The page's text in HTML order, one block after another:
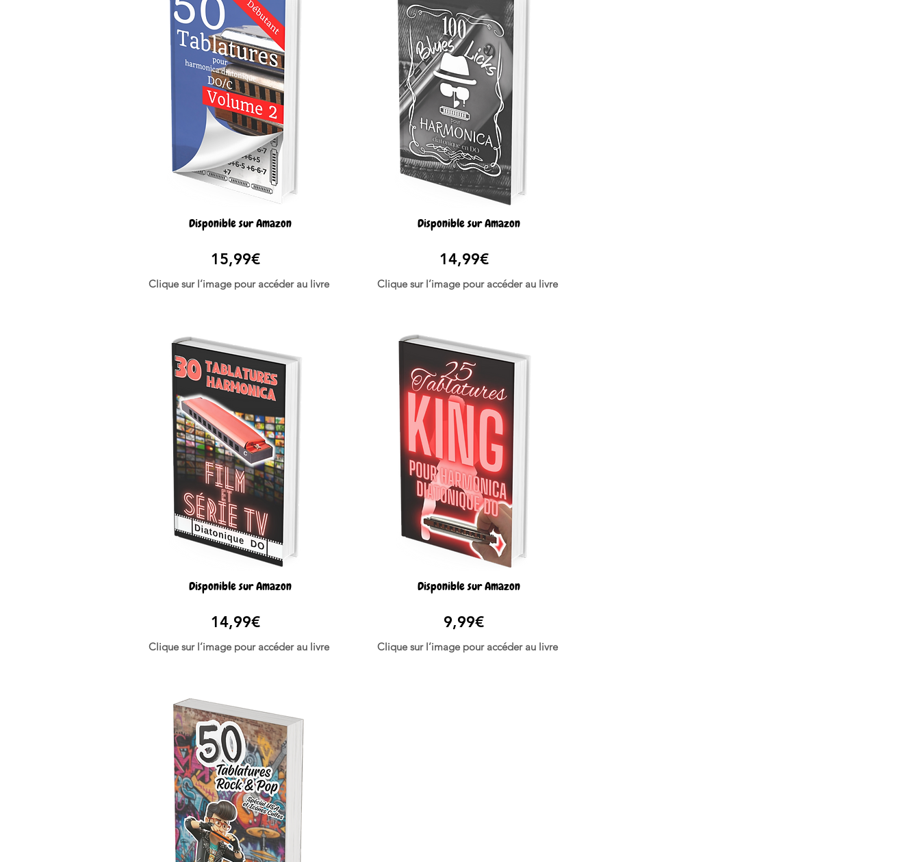
Disponible sur Amazon
15,99€
Clique sur l’image pour accéder au livre
Disponible sur Amazon
14,99€
Clique sur l’image pour accéder au livre
Disponible sur Amazon
14,99€
Clique sur l’image pour accéder au livre
Disponible sur Amazon
9,99€
Clique sur l’image pour accéder au livre